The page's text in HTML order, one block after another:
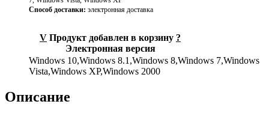
Способ доставки: электронная доставка
V Продукт добавлен в корзину ?
Электронная версия
Windows 10,Windows 8.1,Windows 8,Windows 7,Windows
Vista,Windows XP,Windows 2000
Описание